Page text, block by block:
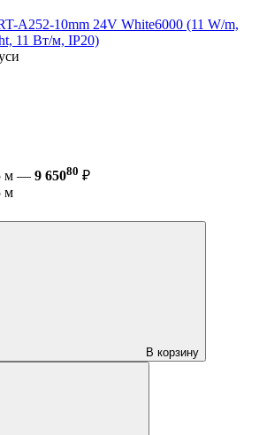
A252-10mm 24V White6000 (11 W/m,
11 Вт/м, IP20)
м — 9 65080 ₽
м
В корзину